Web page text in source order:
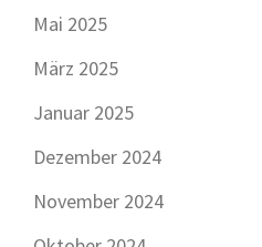
Mai 2025
März 2025
Januar 2025
Dezember 2024
November 2024